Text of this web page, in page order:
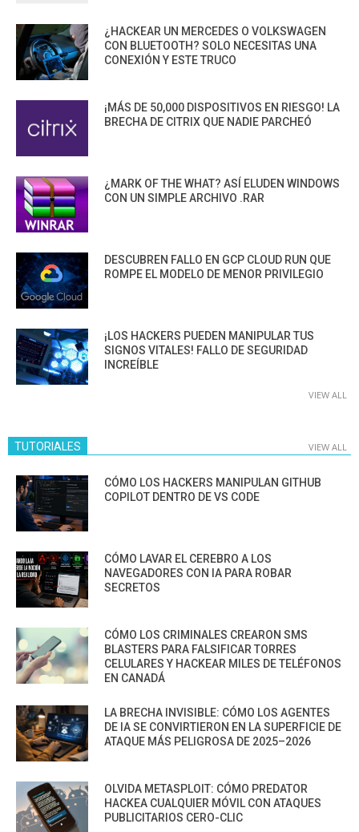
¿HACKEAR UN MERCEDES O VOLKSWAGEN
CON BLUETOOTH? SOLO NECESITAS UNA
CONEXIÓN Y ESTE TRUCO
¡MÁS DE 50,000 DISPOSITIVOS EN RIESGO! LA
BRECHA DE CITRIX QUE NADIE PARCHEÓ
¿MARK OF THE WHAT? ASÍ ELUDEN WINDOWS
CON UN SIMPLE ARCHIVO .RAR
DESCUBREN FALLO EN GCP CLOUD RUN QUE
ROMPE EL MODELO DE MENOR PRIVILEGIO
¡LOS HACKERS PUEDEN MANIPULAR TUS
SIGNOS VITALES! FALLO DE SEGURIDAD
INCREÍBLE
VIEW ALL
TUTORIALES VIEW ALL
CÓMO LOS HACKERS MANIPULAN GITHUB
COPILOT DENTRO DE VS CODE
CÓMO LAVAR EL CEREBRO A LOS
NAVEGADORES CON IA PARA ROBAR
SECRETOS
CÓMO LOS CRIMINALES CREARON SMS
BLASTERS PARA FALSIFICAR TORRES
CELULARES Y HACKEAR MILES DE TELÉFONOS
EN CANADÁ
LA BRECHA INVISIBLE: CÓMO LOS AGENTES
DE IA SE CONVIRTIERON EN LA SUPERFICIE DE
ATAQUE MÁS PELIGROSA DE 2025–2026
OLVIDA METASPLOIT: CÓMO PREDATOR
HACKEA CUALQUIER MÓVIL CON ATAQUES
PUBLICITARIOS CERO-CLIC